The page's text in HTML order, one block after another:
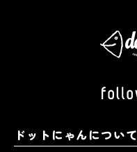
ドットにゃんについて